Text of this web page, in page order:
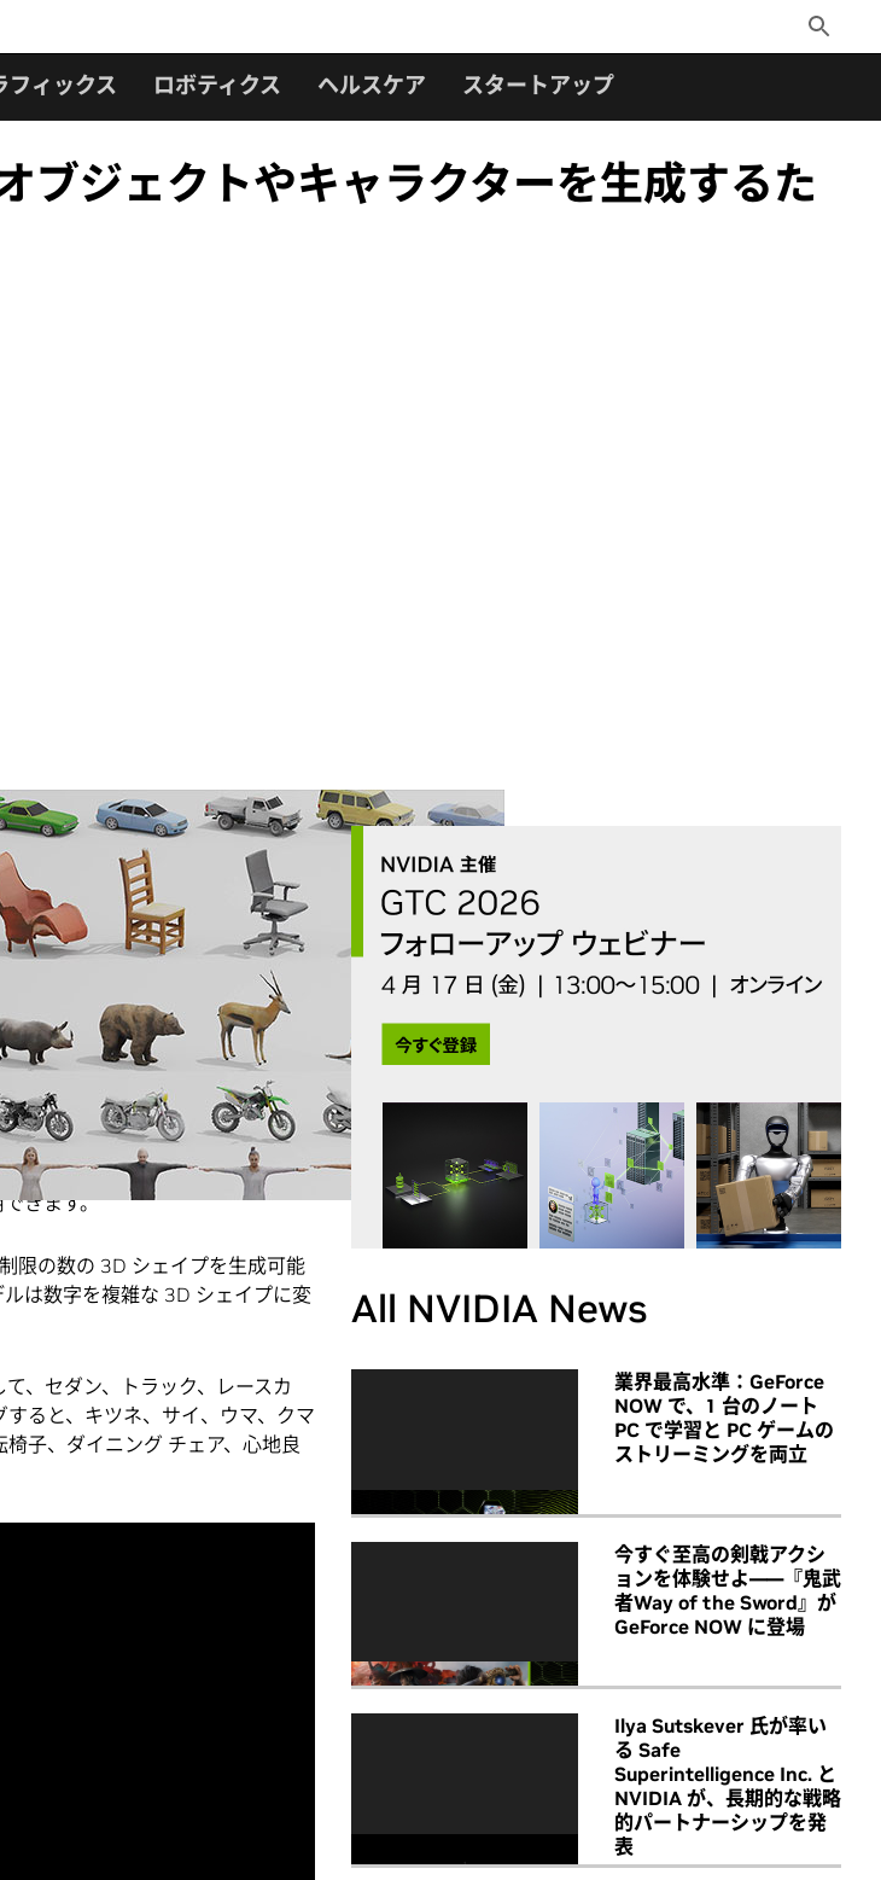
Toggle
Search
フィックス ロボティクス ヘルスケア スタートアップ
ブジェクトやキャラクターを生成するた
す。そして NVIDIA Researchが開
物、車両、キャラクターなどが簡
度の高いテクスチャと複雑な幾何
ブジェクトは、一般的なグラフィ
作成されるため、ユーザーはシェ
に編集することができます。
ル メディアなどの分野向けに設
きます。
限の数の 3D シェイプを生成可能
は数字を複雑な 3D シェイプに変
、セダン、トラック、レースカ
ると、キツネ、サイ、ウマ、クマ
子、ダイニング チェア、心地良
All NVIDIA News
業界最高水準：GeForce
NOW で、1 台のノート
PC で学習と PC ゲームの
ストリーミングを両立
今すぐ至高の剣戟アクシ
ョンを体験せよ――『鬼武
者Way of the Sword』が
GeForce NOW に登場
Ilya Sutskever 氏が率い
る Safe
Superintelligence Inc. と
NVIDIA が、長期的な戦略
的パートナーシップを発
表